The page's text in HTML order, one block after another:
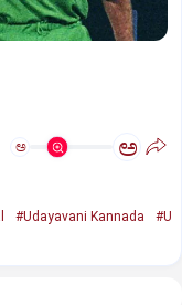
ಅ ಅ
#Udayavani Kannada
#U